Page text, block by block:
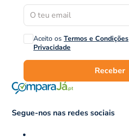
Aceito os Termos e Condições
Privacidade
Receber
Segue-nos nas redes sociais